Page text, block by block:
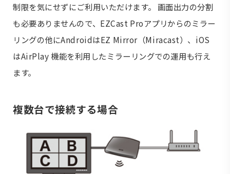
制限を気にせずにご利用いただけます。 画面出力の分割
も必要ありませんので、EZCast Proアプリからのミラー
リングの他にAndroidはEZ Mirror（Miracast）、iOS
はAirPlay 機能を利用したミラーリングでの運用も行え
ます。
複数台で接続する場合